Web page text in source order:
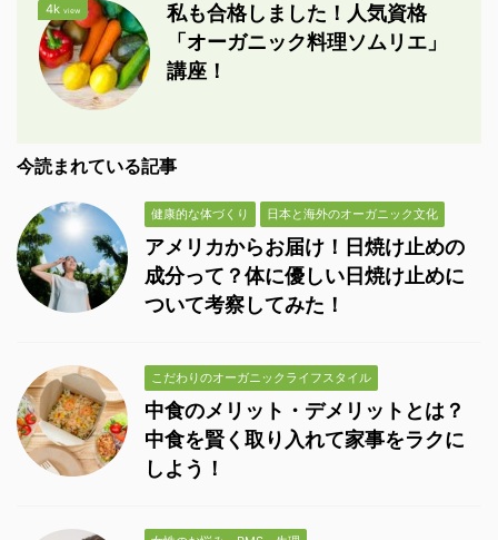
4k view
私も合格しました！人気資格
「オーガニック料理ソムリエ」
講座！
今読まれている記事
健康的な体づくり 日本と海外のオーガニック文化
アメリカからお届け！日焼け止めの
成分って？体に優しい日焼け止めに
ついて考察してみた！
こだわりのオーガニックライフスタイル
中食のメリット・デメリットとは？
中食を賢く取り入れて家事をラクに
しよう！